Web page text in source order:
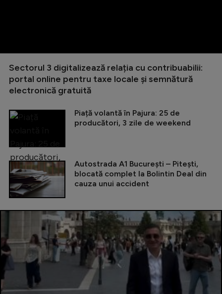
Sectorul 3 digitalizează relația cu contribuabilii:
portal online pentru taxe locale și semnătură
electronică gratuită
Piață volantă în Pajura: 25 de
producători, 3 zile de weekend
Autostrada A1 București – Pitești,
blocată complet la Bolintin Deal din
cauza unui accident